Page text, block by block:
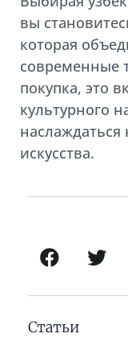
вы
которая
современные
покупка, это
культурного
искусства.
Статьи